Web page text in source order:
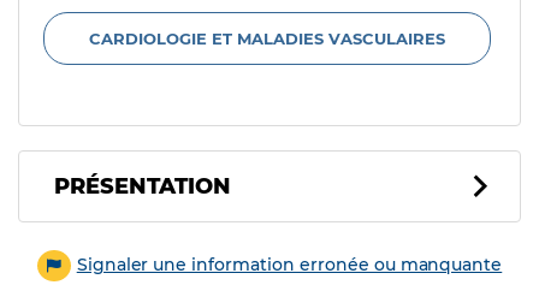
CARDIOLOGIE ET MALADIES VASCULAIRES
PRÉSENTATION
Signaler une information erronée ou manquante